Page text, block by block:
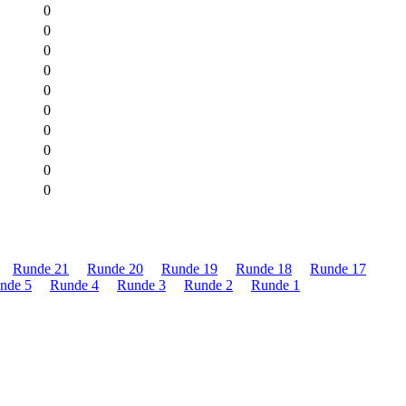
0
0
0
0
0
0
0
0
0
0
Runde 21 Runde 20 Runde 19 Runde 18
Runde 17
5 Runde 4 Runde 3 Runde 2 Runde 1